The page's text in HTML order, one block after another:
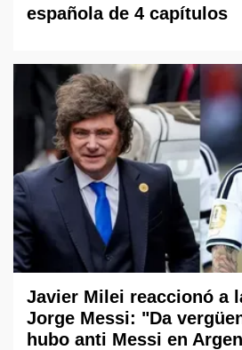
española de 4 capítulos
Javier Milei reaccionó a
Jorge Messi: "Da
hubo anti Messi en